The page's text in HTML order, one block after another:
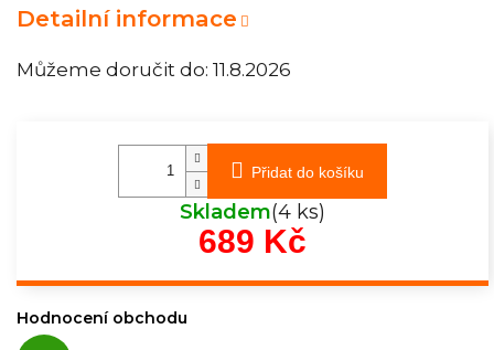
Můžeme doručit do: 11.8.2026
Detailní informace
Přidat do košíku
Skladem(4 ks)
689 Kč
Hodnocení obchodu